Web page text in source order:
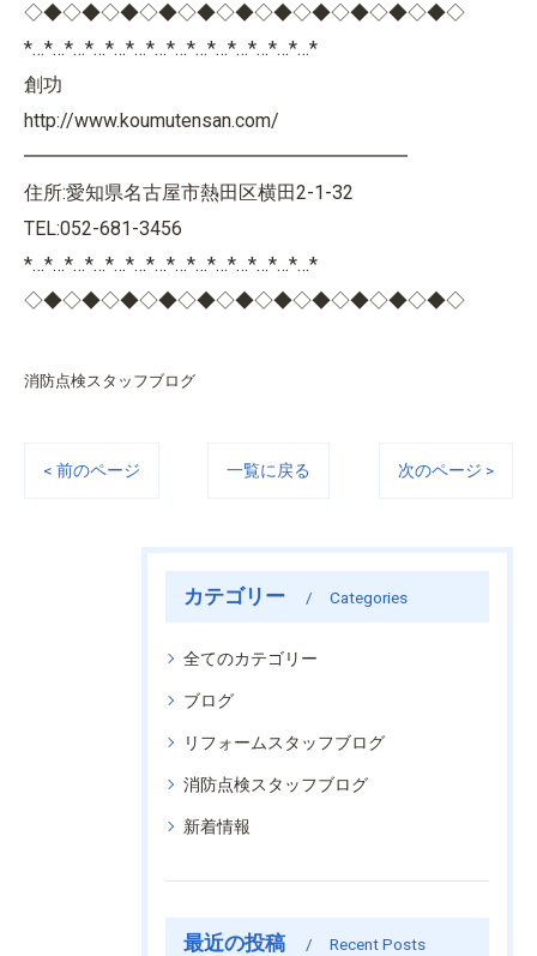
◇◆◇◆◇◆◇◆◇◆◇◆◇◆◇◆◇◆◇◆◇◆◇
*…*…*…*…*…*…*…*…*…*…*…*…*…*…*
創功
http://www.koumutensan.com/
━━━━━━━━━━━━━━━━━━━━
住所:愛知県名古屋市熱田区横田2-1-32
TEL:052-681-3456
*…*…*…*…*…*…*…*…*…*…*…*…*…*…*
◇◆◇◆◇◆◇◆◇◆◇◆◇◆◇◆◇◆◇◆◇◆◇
消防点検スタッフブログ
< 前のページ 一覧に戻る 次のページ >
カテゴリー Categories
全てのカテゴリー
ブログ
リフォームスタッフブログ
消防点検スタッフブログ
新着情報
最近の投稿 Recent Posts